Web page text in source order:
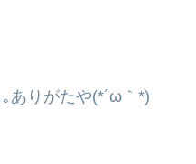
ありがたや(*´ω｀*)